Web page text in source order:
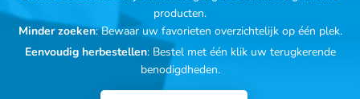
producten.
Minder zoeken: Bewaar uw favorieten overzichtelijk op één plek.
Eenvoudig herbestellen: Bestel met één klik uw terugkerende
benodigdheden.